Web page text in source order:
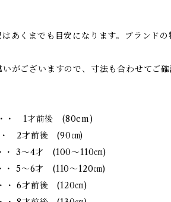
あくまでも目安になります。ブランドの
がございますので、寸法も合わせてご確
・ 1才前後 (80cm)
2才前後 (90㎝)
・ 3～4才 (100～110㎝)
・ 5～6才 (110～120㎝)
6才前後 (120㎝)